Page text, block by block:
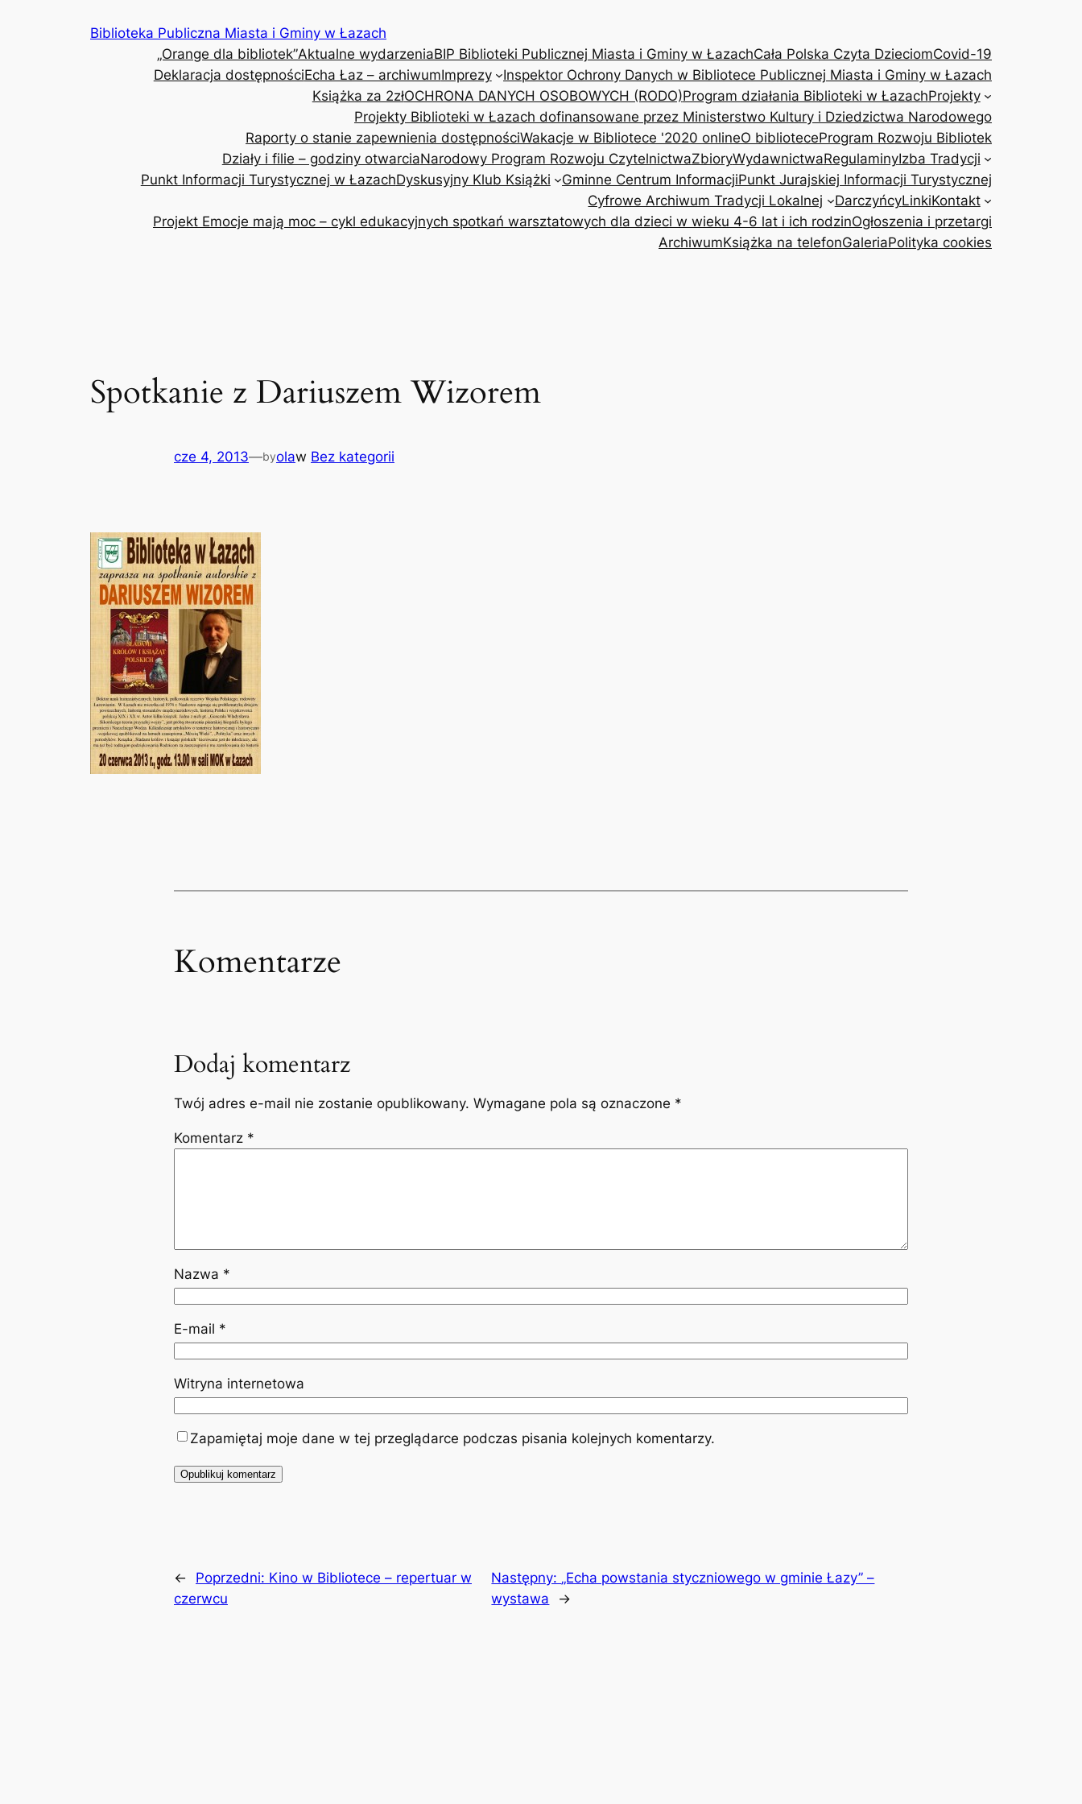
Biblioteka Publiczna Miasta i Gminy w Łazach
„Orange dla bibliotek”Aktualne wydarzeniaBIP Biblioteki Publicznej Miasta i Gminy w ŁazachCała Polska Czyta DzieciomCovid-19
Deklaracja dostępnościEcha Łaz – archiwumImprezy
Inspektor Ochrony Danych w Bibliotece Publicznej Miasta i Gminy w Łazach
Książka za 2złOCHRONA DANYCH OSOBOWYCH (RODO)Program działania Biblioteki w ŁazachProjekty
Projekty Biblioteki w Łazach dofinansowane przez Ministerstwo Kultury i Dziedzictwa Narodowego
Raporty o stanie zapewnienia dostępnościWakacje w Bibliotece '2020 onlineO biblioteceProgram Rozwoju Bibliotek
Działy i filie – godziny otwarciaNarodowy Program Rozwoju CzytelnictwaZbioryWydawnictwaRegulaminyIzba Tradycji
Punkt Informacji Turystycznej w ŁazachDyskusyjny Klub Książki Gminne Centrum InformacjiPunkt Jurajskiej Informacji Turystycznej
Cyfrowe Archiwum Tradycji Lokalnej
DarczyńcyLinkiKontakt
Projekt Emocje mają moc – cykl edukacyjnych spotkań warsztatowych dla dzieci w wieku 4-6 lat i ich rodzinOgłoszenia i przetargi
ArchiwumKsiążka na telefonGaleriaPolityka cookies
Spotkanie z Dariuszem Wizorem
cze 4, 2013—byolaw Bez kategorii
Komentarze
Dodaj komentarz
Twój adres e-mail nie zostanie opublikowany. Wymagane pola są oznaczone *
Komentarz *
Nazwa *
E-mail *
Witryna internetowa
Zapamiętaj moje dane w tej przeglądarce podczas pisania kolejnych komentarzy.
← Poprzedni: Kino w Bibliotece – repertuar w
czerwcu
Następny: „Echa powstania styczniowego w gminie Łazy” –
wystawa
→